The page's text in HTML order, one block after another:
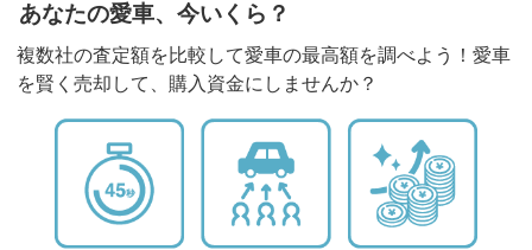
あなたの愛車、今いくら？
複数社の査定額を比較して愛車の最高額を調べよう！愛車
を賢く売却して、購入資金にしませんか？